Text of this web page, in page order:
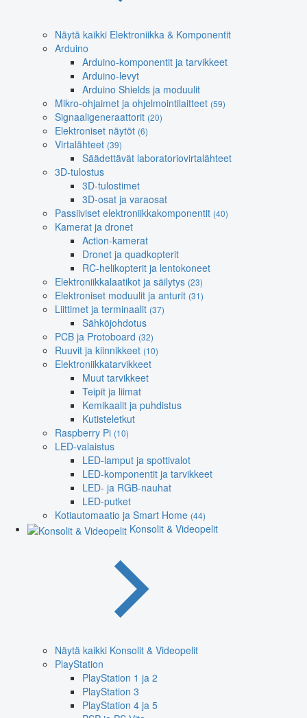
Näytä kaikki Elektroniikka & Komponentit
Arduino
Arduino-komponentit ja tarvikkeet
Arduino-levyt
Arduino Shields ja moduulit
Mikro-ohjaimet ja ohjelmointilaitteet (59)
Signaaligeneraattorit (20)
Elektroniset näytöt (6)
Virtalähteet (39)
Säädettävät laboratoriovirtalähteet
3D-tulostus
3D-tulostimet
3D-osat ja varaosat
Passiiviset elektroniikkakomponentit (40)
Kamerat ja dronet
Action-kamerat
Dronet ja quadkopterit
RC-helikopterit ja lentokoneet
Elektroniikkalaatikot ja säilytys (23)
Elektroniset moduulit ja anturit (31)
Liittimet ja terminaalit (37)
Sähköjohdotus
PCB ja Protoboard (32)
Ruuvit ja kiinnikkeet (10)
Elektroniikkatarvikkeet
Muut tarvikkeet
Teipit ja liimat
Kemikaalit ja puhdistus
Kutisteletkut
Raspberry Pi (10)
LED-valaistus
LED-lamput ja spottivalot
LED-komponentit ja tarvikkeet
LED- ja RGB-nauhat
LED-putket
Kotiautomaatio ja Smart Home (44)
Konsolit & Videopelit
Näytä kaikki Konsolit & Videopelit
PlayStation
PlayStation 1 ja 2
PlayStation 3
PlayStation 4 ja 5